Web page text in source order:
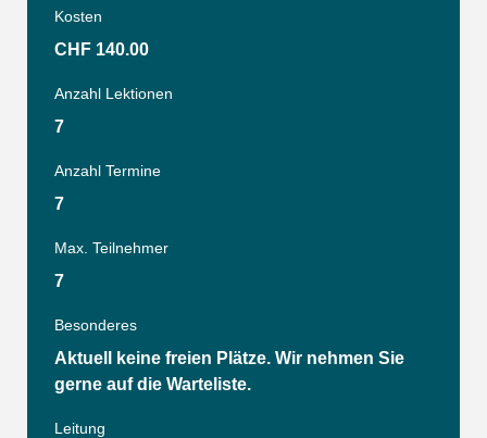
Kosten
CHF 140.00
Anzahl Lektionen
7
Anzahl Termine
7
Max. Teilnehmer
7
Besonderes
Aktuell keine freien Plätze. Wir nehmen Sie
gerne auf die Warteliste.
Leitung